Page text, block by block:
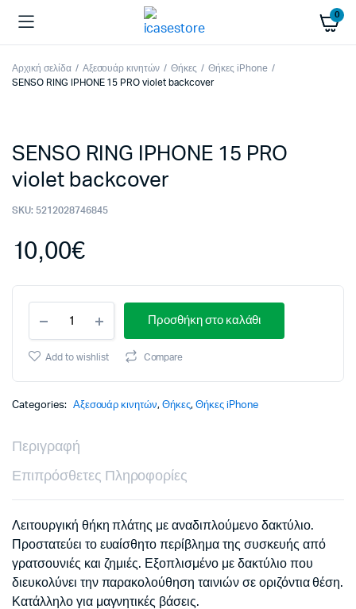
0
Αρχική σελίδα Αξεσουάρ κινητών Θήκες
Θήκες iPhone
SENSO RING IPHONE 15 PRO violet backcover
SENSO RING IPHONE 15 PRO
violet backcover
SKU: 5212028746845
10,00€
RING
IPHONE
15
violet
backcover
Προσθήκη στο καλάθι
Add to wishlist Compare
Categories: Αξεσουάρ κινητών,Θήκες, Θήκες iPhone
Περιγραφή
Επιπρόσθετες Πληροφορίες
Λειτουργική θήκη πλάτης με αναδιπλούμενο δακτύλιο.
Προστατεύει το ευαίσθητο περίβλημα της συσκευής από
γρατσουνιές και ζημιές. Εξοπλισμένο με δακτύλιο που
διευκολύνει την παρακολούθηση ταινιών σε οριζόντια θέση.
Κατάλληλο για μαγνητικές βάσεις.